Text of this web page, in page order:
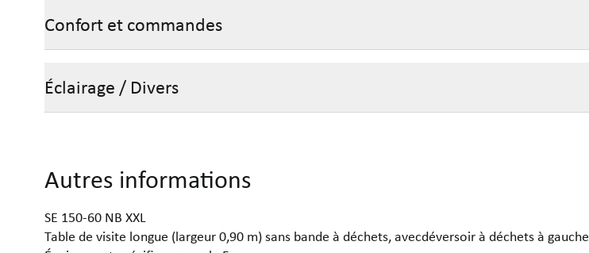
Confort et commandes
Éclairage / Divers
Autres informations
SE 150-60 NB XXL
Table de visite longue (largeur 0,90 m) sans bande à déchets, avecdéversoir à déchets à gauche